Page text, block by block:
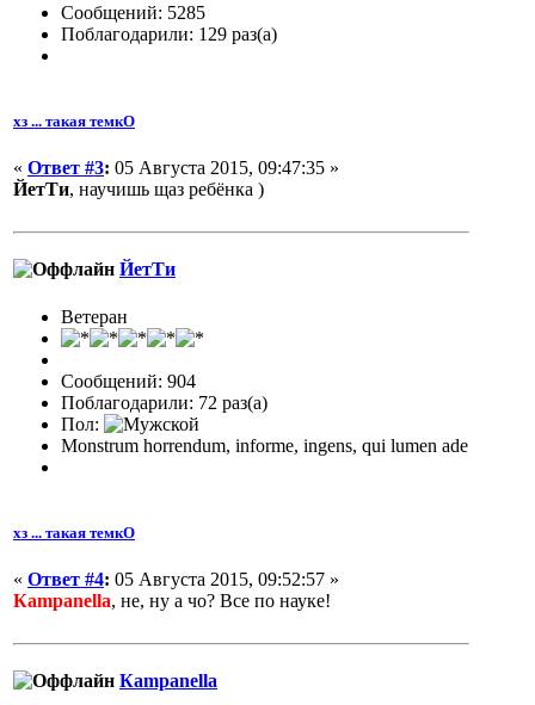
Сообщений: 5285
Поблагодарили: 129 раз(а)
хз ... такая темкО
« Ответ #3: 05 Августа 2015, 09:47:35 »
ЙетТи, научишь щаз ребёнка )
ЙетТи
Ветеран
Сообщений: 904
Поблагодарили: 72 раз(а)
Пол:
Monstrum horrendum, informe, ingens, qui lumen ade
хз ... такая темкО
« Ответ #4: 05 Августа 2015, 09:52:57 »
Кampanella, не, ну а чо? Все по науке!
Кampanella